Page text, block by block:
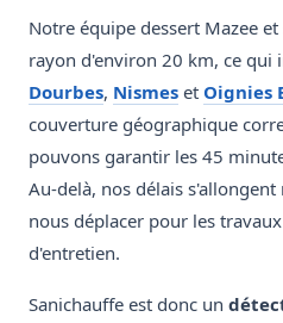
Notre équipe dessert Mazee
rayon d'environ 20 km, ce qui
Dourbes, Nismes et Oignies
couverture géographique
pouvons garantir les 45
Au-delà, nos délais
nous déplacer pour les
d'entretien.
Sanichauffe est donc un